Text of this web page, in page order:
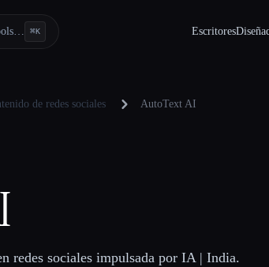
⌘K Escritores
de redes sociales AutoText AI
redes sociales impulsada por IA | India.